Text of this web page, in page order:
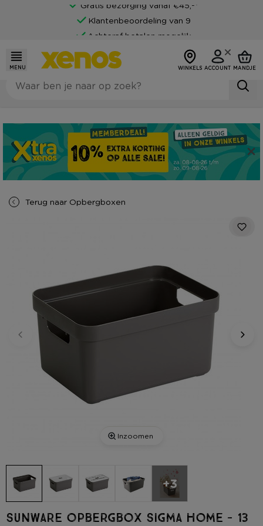
Gratis bezorging vanaf €45,-*
Klantenbeoordeling van 9
Achteraf betalen mogelijk
MENU WINKELS ACCOUNT MANDJE
Terug naar Opbergboxen
Inzoomen
+3
Sunware opbergbox Sigma home - 13